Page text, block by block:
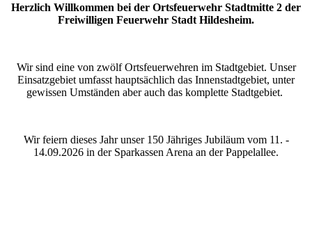
Herzlich Willkommen bei der Ortsfeuerwehr Stadtmitte 2 der
Freiwilligen Feuerwehr Stadt Hildesheim.
Wir sind eine von zwölf Ortsfeuerwehren im Stadtgebiet. Unser
Einsatzgebiet umfasst hauptsächlich das Innenstadtgebiet, unter
gewissen Umständen aber auch das komplette Stadtgebiet.
Wir feiern dieses Jahr unser 150 Jähriges Jubiläum vom 11. -
14.09.2026 in der Sparkassen Arena an der Pappelallee.